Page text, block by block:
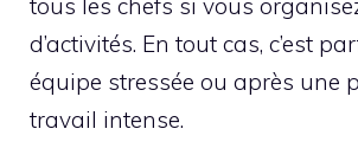
d’activités. En tout cas, c’est
équipe stressée ou après une
travail intense.